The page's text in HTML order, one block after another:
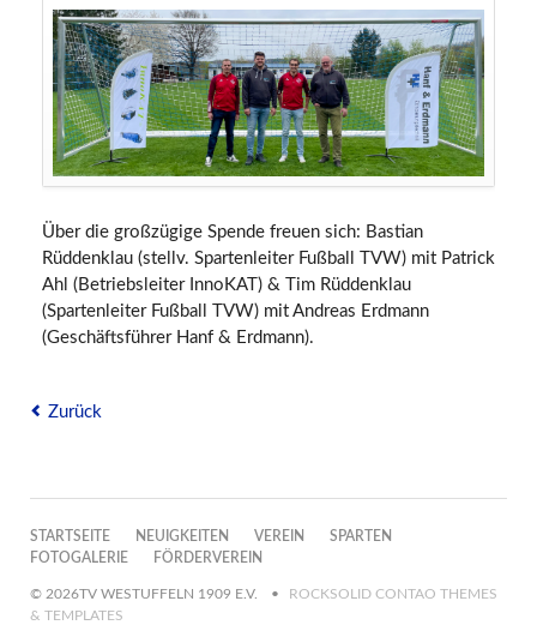
Über die großzügige Spende freuen sich: Bastian
Rüddenklau (stellv. Spartenleiter Fußball TVW) mit Patrick
Ahl (Betriebsleiter InnoKAT) & Tim Rüddenklau
(Spartenleiter Fußball TVW) mit Andreas Erdmann
(Geschäftsführer Hanf & Erdmann).
Zurück
NAVIGATION
ÜBERSPRINGEN
STARTSEITE NEUIGKEITEN VEREIN
SPARTEN
FOTOGALERIE
FÖRDERVEREIN
© 2026TV WESTUFFELN 1909 E.V.
ROCKSOLID CONTAO THEMES
& TEMPLATES